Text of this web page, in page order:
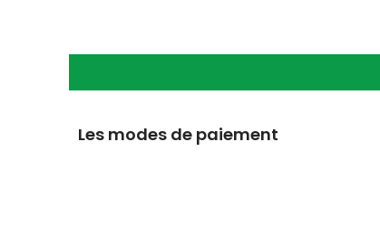
Les modes de paiement